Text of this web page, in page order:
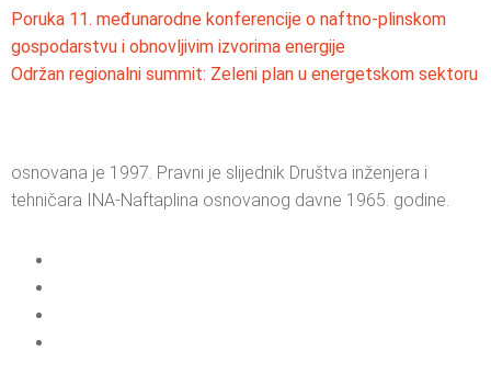
Poruka 11. međunarodne konferencije o naftno-plinskom
gospodarstvu i obnovljivim izvorima energije
Održan regionalni summit: Zeleni plan u energetskom sektoru
osnovana je 1997. Pravni je slijednik Društva inženjera i
tehničara INA-Naftaplina osnovanog davne 1965. godine.